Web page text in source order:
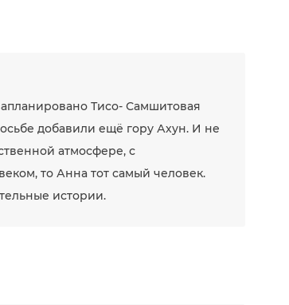
Тисо- Самшитовая
добавили ещё гору Ахун. И не
атмосфере, с
то Анна тот самый человек.
истории.